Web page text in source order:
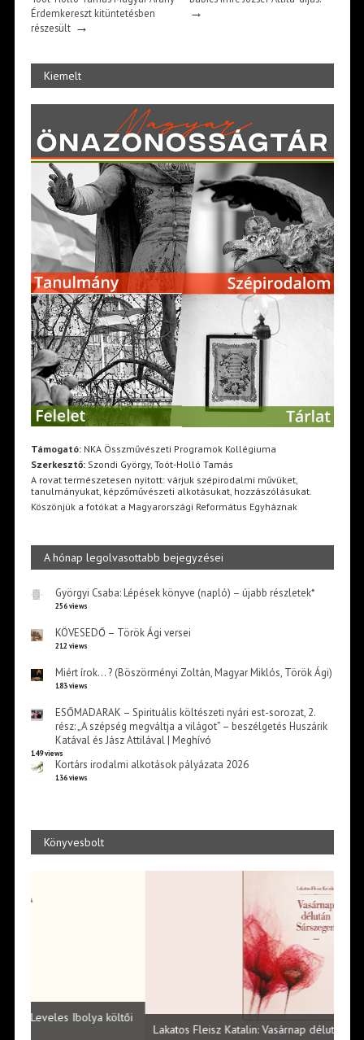
Érdemkereszt kitüntetésben
részesült→
→
Kiemelt
Támogató:NKA Összművészeti Programok Kollégiuma
Szerkesztő:Szondi György, Toót-Holló Tamás
A rovat természetesen nyitott: várjuk szépirodalmi művüket,
tanulmányukat, képzőművészeti alkotásukat, hozzászólásukat.
Köszönjük a fotókat a Magyarországi Református Egyháznak
A hónap legolvasottabb bejegyzései
Györgyi Csaba: Lépések könyve (napló) – újabb részletek*
256 views
KÖVESEDŐ – Török Ági versei
212 views
Miért írok… ? (Böszörményi Zoltán, Magyar Miklós, Török Ági)
183 views
ESŐMADARAK – Spirituális költészeti nyári est-sorozat, 2.
rész: „A szépség megváltja a világot” – beszélgetés Huszárik
Katával és Jász Attilával | Meghívó
149 views
Kortárs irodalmi alkotások pályázata 2026
136 views
Könyvesbolt
Lakatos Fleisz Katalin: Vasárnap délután Sárszegen